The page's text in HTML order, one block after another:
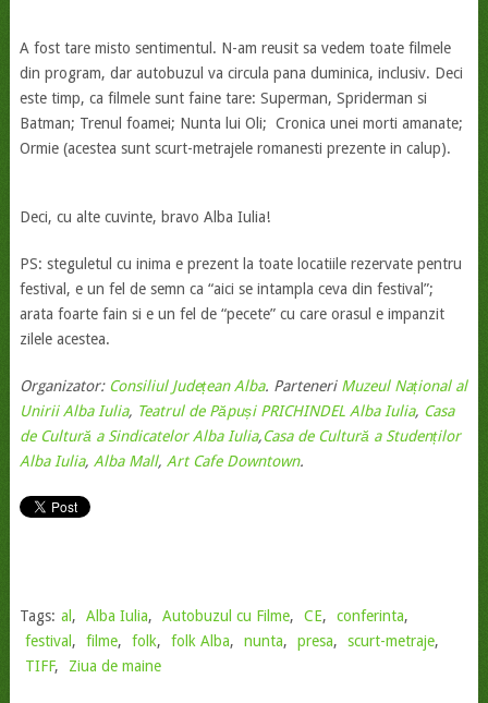
A fost tare misto sentimentul. N-am reusit sa vedem toate filmele
din program, dar autobuzul va circula pana duminica, inclusiv. Deci
este timp, ca filmele sunt faine tare: Superman, Spriderman si
Batman; Trenul foamei; Nunta lui Oli; Cronica unei morti amanate;
Ormie (acestea sunt scurt-metrajele romanesti prezente in calup).
Deci, cu alte cuvinte, bravo Alba Iulia!
PS: steguletul cu inima e prezent la toate locatiile rezervate pentru
festival, e un fel de semn ca “aici se intampla ceva din festival”;
arata foarte fain si e un fel de “pecete” cu care orasul e impanzit
zilele acestea.
Organizator: Consiliul Județean Alba. Parteneri Muzeul Național al
Unirii Alba Iulia, Teatrul de Păpuși PRICHINDEL Alba Iulia, Casa
de Cultură a Sindicatelor Alba Iulia,Casa de Cultură a Studenților
Alba Iulia, Alba Mall, Art Cafe Downtown.
Tags: al , Alba Iulia, Autobuzul cu Filme, CE, conferinta,
festival , filme, folk, folk Alba, nunta, presa, scurt-metraje,
TIFF, Ziua de maine